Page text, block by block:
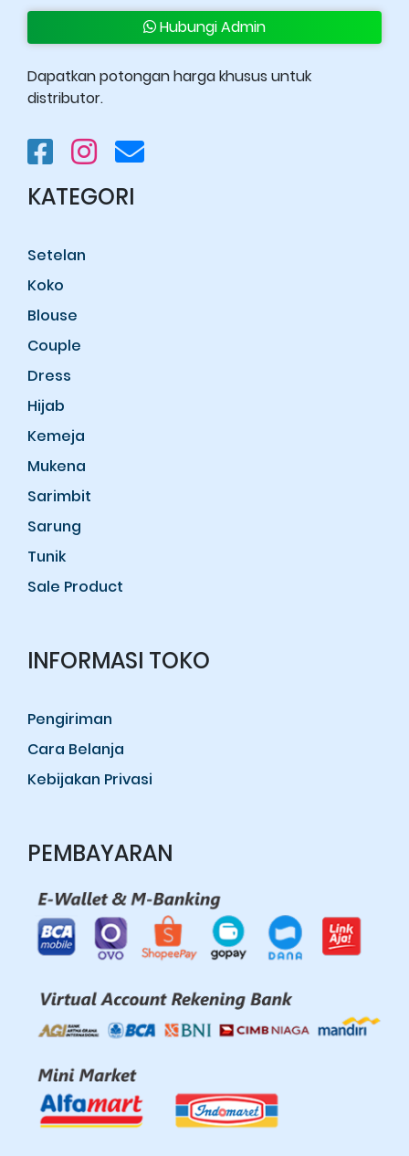
Hubungi Admin
Dapatkan potongan harga khusus untuk
distributor.
KATEGORI
Setelan
Koko
Blouse
Couple
Dress
Hijab
Kemeja
Mukena
Sarimbit
Sarung
Tunik
Sale Product
INFORMASI TOKO
Pengiriman
Cara Belanja
Kebijakan Privasi
PEMBAYARAN